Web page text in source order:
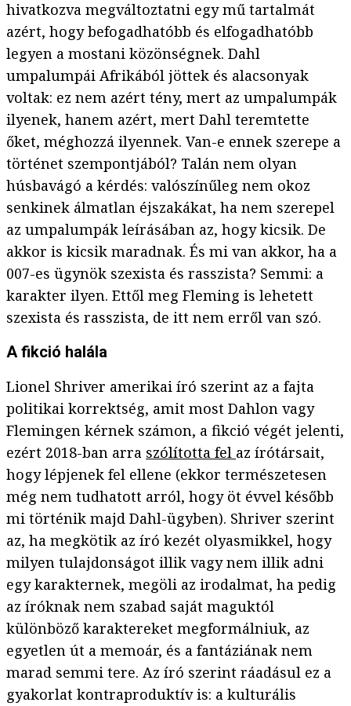
hivatkozva megváltoztatni egy mű tartalmát
azért, hogy befogadhatóbb és elfogadhatóbb
legyen a mostani közönségnek. Dahl
umpalumpái Afrikából jöttek és alacsonyak
voltak: ez nem azért tény, mert az umpalumpák
ilyenek, hanem azért, mert Dahl teremtette
őket, méghozzá ilyennek. Van-e ennek szerepe a
történet szempontjából? Talán nem olyan
húsbavágó a kérdés: valószínűleg nem okoz
senkinek álmatlan éjszakákat, ha nem szerepel
az umpalumpák leírásában az, hogy kicsik. De
akkor is kicsik maradnak. És mi van akkor, ha a
007-es ügynök szexista és rasszista? Semmi: a
karakter ilyen. Ettől meg Fleming is lehetett
szexista és rasszista, de itt nem erről van szó.
A fikció halála
Lionel Shriver amerikai író szerint az a fajta
politikai korrektség, amit most Dahlon vagy
Flemingen kérnek számon, a fikció végét jelenti,
ezért 2018-ban arra szólította fel az írótársait,
hogy lépjenek fel ellene (ekkor természetesen
még nem tudhatott arról, hogy öt évvel később
mi történik majd Dahl-ügyben). Shriver szerint
az, ha megkötik az író kezét olyasmikkel, hogy
milyen tulajdonságot illik vagy nem illik adni
egy karakternek, megöli az irodalmat, ha pedig
az íróknak nem szabad saját maguktól
különböző karaktereket megformálniuk, az
egyetlen út a memoár, és a fantáziának nem
marad semmi tere. Az író szerint ráadásul ez a
gyakorlat kontraproduktív is: a kulturális